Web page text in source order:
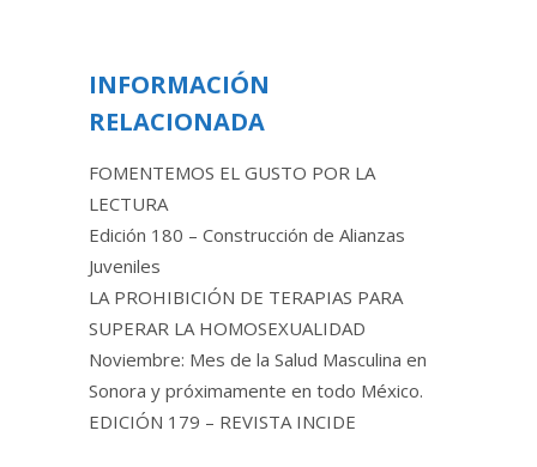
INFORMACIÓN
RELACIONADA
FOMENTEMOS EL GUSTO POR LA
LECTURA
Edición 180 – Construcción de Alianzas
Juveniles
LA PROHIBICIÓN DE TERAPIAS PARA
SUPERAR LA HOMOSEXUALIDAD
Noviembre: Mes de la Salud Masculina en
Sonora y próximamente en todo México.
EDICIÓN 179 – REVISTA INCIDE